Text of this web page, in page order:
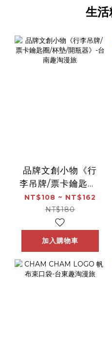
生活
品牌文創小物《行
李吊牌/票卡鑰匙圈/
杯墊/開瓶器》-台南
趣淘漫旅
NT$108 ~ NT$162
NT$180
加入購物車